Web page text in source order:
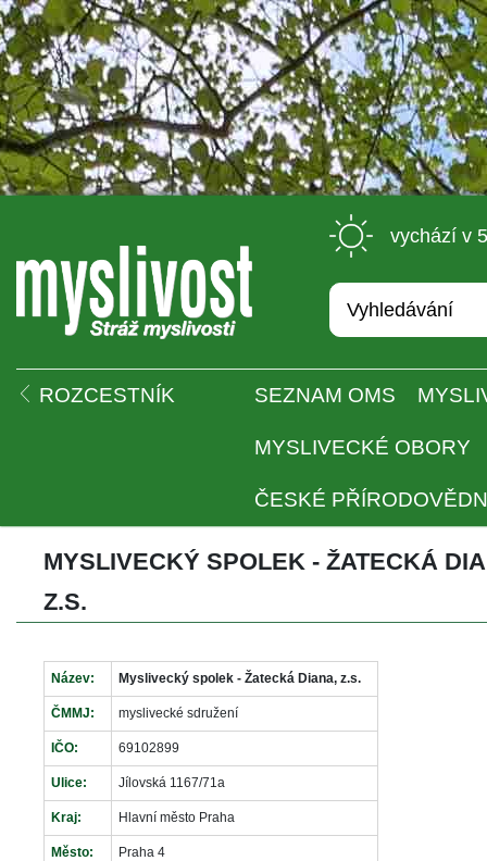
vychází v
ROZCESTNÍK SEZNAM OMS
MYSLIVECKÉ OBORY
ČESKÉ
MYSLIVECKÝ SPOLEK - ŽATECKÁ
Z.S.
Název: Myslivecký spolek - Žatecká Diana, z.s.
ČMMJ: myslivecké sdružení
IČO: 69102899
Ulice: Jílovská 1167/71a
Kraj: Hlavní město Praha
Město: Praha 4